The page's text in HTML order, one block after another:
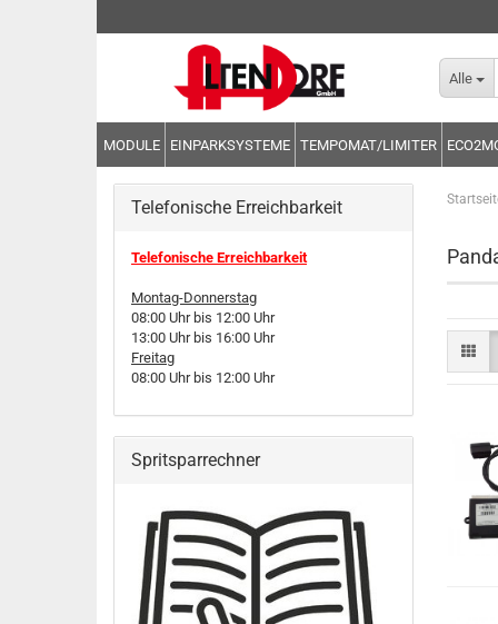
Alle
MODULE EINPARKSYSTEME TEMPOMAT/LIMITER
Telefonische Erreichbarkeit
Telefonische Erreichbarkeit
Montag-Donnerstag
08:00 Uhr bis 12:00 Uhr
13:00 Uhr bis 16:00 Uhr
Freitag
08:00 Uhr bis 12:00 Uhr
Spritsparrechner